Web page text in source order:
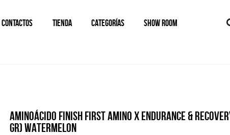
CONTACTOS TIENDA CATEGORÍAS SHOW ROOM
AMINOÁCIDO FINISH FIRST AMINO X ENDURANCE &
GR) WATERMELON